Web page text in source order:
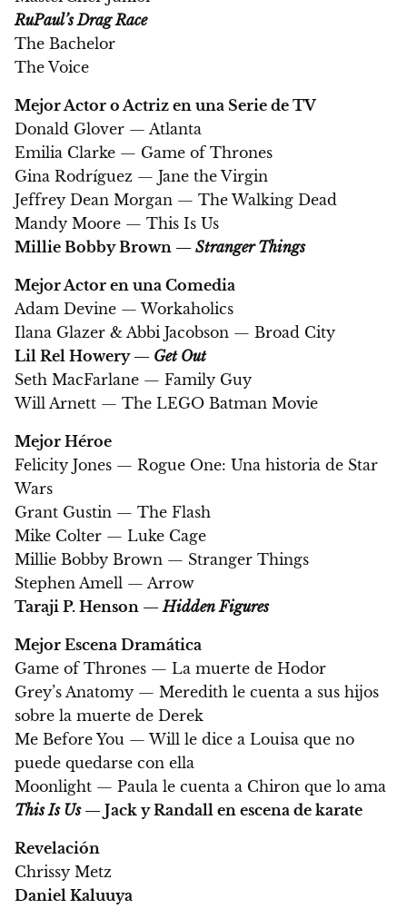
RuPaul’s Drag Race
The Bachelor
The Voice
Mejor Actor o Actriz en una Serie de TV
Donald Glover — Atlanta
Emilia Clarke — Game of Thrones
Gina Rodríguez — Jane the Virgin
Jeffrey Dean Morgan — The Walking Dead
Mandy Moore — This Is Us
Millie Bobby Brown — Stranger Things
Mejor Actor en una Comedia
Adam Devine — Workaholics
Ilana Glazer & Abbi Jacobson — Broad City
Lil Rel Howery — Get Out
Seth MacFarlane — Family Guy
Will Arnett — The LEGO Batman Movie
Mejor Héroe
Felicity Jones — Rogue One: Una historia de Star
Wars
Grant Gustin — The Flash
Mike Colter — Luke Cage
Millie Bobby Brown — Stranger Things
Stephen Amell — Arrow
Taraji P. Henson —Hidden Figures
Mejor Escena Dramática
Game of Thrones — La muerte de Hodor
Grey’s Anatomy — Meredith le cuenta a sus hijos
sobre la muerte de Derek
Me Before You — Will le dice a Louisa que no
puede quedarse con ella
Moonlight — Paula le cuenta a Chiron que lo ama
This Is Us— Jack y Randall en escena de karate
Revelación
Chrissy Metz
Daniel Kaluuya